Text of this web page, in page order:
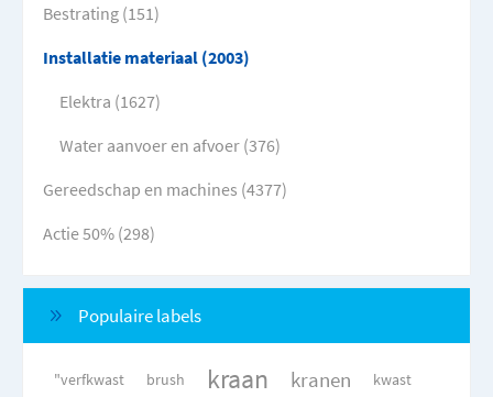
Bestrating (151)
Installatie materiaal (2003)
Elektra (1627)
Water aanvoer en afvoer (376)
Gereedschap en machines (4377)
Actie 50% (298)
Populaire labels
"verfkwast brush kraan kranen
kwast